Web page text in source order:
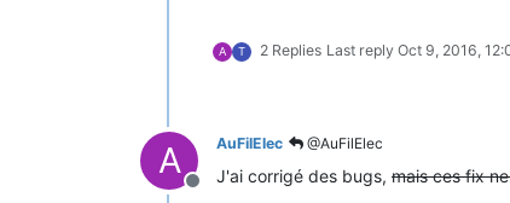
A T 2 Replies Last reply Oct 9, 2016,
A
Offline
AuFilElec @AuFilElec
J'ai corrigé des bugs, mais ces fix